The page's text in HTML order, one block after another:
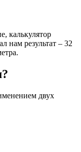
калькулятор
нам результат – 32
двух